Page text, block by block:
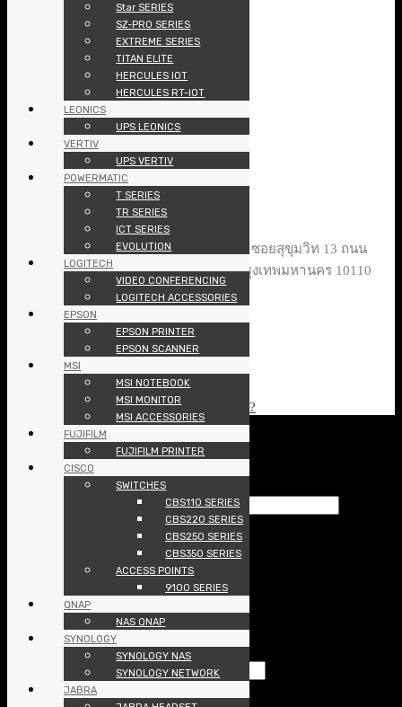
Desktop / AIO
Printer
Software
Accessories
บริษัท พีซี แลนด์ เทคโนโลยี จำกัด
ที่อยู่ : 10/102 อาคารชุดเดอะ เทรนดี้ ชั้น 7 ซอยสุขุมวิท 13 ถนน
สุขุมวิท แขวงคลองเตยเหนือ เขตวัฒนา กรุงเทพมหานคร 10110
โทร : 02-168-6188
แฟกซ์ : 02-168-6189
Tax ID : 0105537056908
อีเมล์ : info@pcland.co.th
HOW TO PAY? / HOW TO ORDER?
Copyright 2026 © Pcland Technologies All Rights Reserved
Login
Username or email address *
Remember me Log in
Lost your password?
Register
Email address*
*
Star SERIES
SZ-PRO SERIES
EXTREME SERIES
TITAN ELITE
HERCULES IOT
HERCULES RT-IOT
LEONICS
UPS LEONICS
VERTIV
UPS VERTIV
POWERMATIC
T SERIES
TR SERIES
ICT SERIES
EVOLUTION
LOGITECH
VIDEO CONFERENCING
LOGITECH ACCESSORIES
EPSON
EPSON PRINTER
EPSON SCANNER
MSI
MSI NOTEBOOK
MSI MONITOR
MSI ACCESSORIES
FUJIFILM
FUJIFILM PRINTER
CISCO
SWITCHES
CBS110 SERIES
CBS220 SERIES
CBS250 SERIES
CBS350 SERIES
ACCESS POINTS
9100 SERIES
QNAP
NAS QNAP
SYNOLOGY
SYNOLOGY NAS
SYNOLOGY NETWORK
JABRA